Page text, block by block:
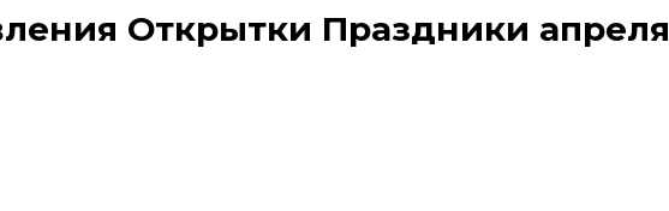
Открытки Праздники апреля